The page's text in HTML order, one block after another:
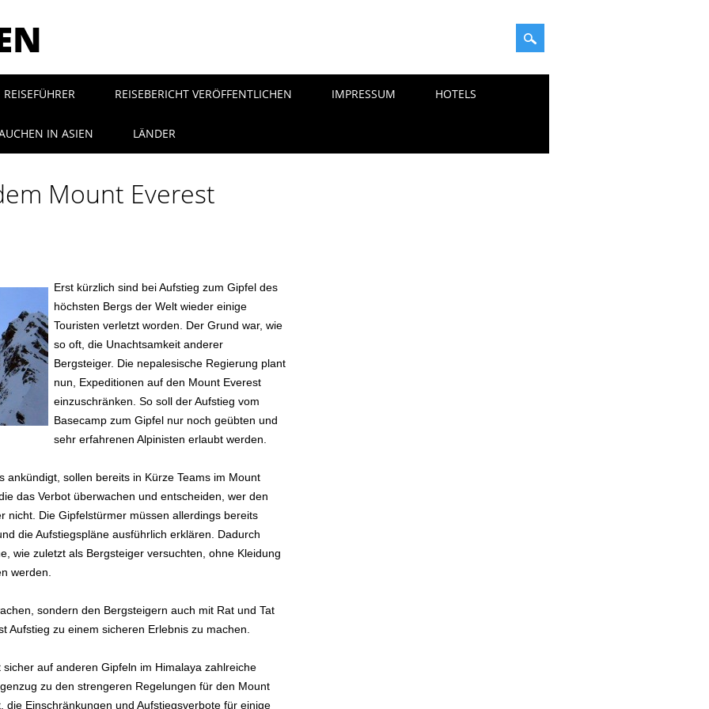
REISEFÜHRER REISEBERICHT VERÖFFENTLICHEN IMPRESSUM HOTELS
IN ASIEN LÄNDER
Mount Everest
Erst kürzlich sind bei Aufstieg zum Gipfel des
höchsten Bergs der Welt wieder einige
Touristen verletzt worden. Der Grund war, wie
so oft, die Unachtsamkeit anderer
Bergsteiger. Die nepalesische Regierung plant
nun, Expeditionen auf den Mount Everest
einzuschränken. So soll der Aufstieg vom
Basecamp zum Gipfel nur noch geübten und
sehr erfahrenen Alpinisten erlaubt werden.
ankündigt, sollen bereits in Kürze Teams im Mount
das Verbot überwachen und entscheiden, wer den
nicht. Die Gipfelstürmer müssen allerdings bereits
die Aufstiegspläne ausführlich erklären. Dadurch
wie zuletzt als Bergsteiger versuchten, ohne Kleidung
werden.
sondern den Bergsteigern auch mit Rat und Tat
Aufstieg zu einem sicheren Erlebnis zu machen.
auf anderen Gipfeln im Himalaya zahlreiche
zu den strengeren Regelungen für den Mount
die Einschränkungen und Aufstiegsverbote für einige